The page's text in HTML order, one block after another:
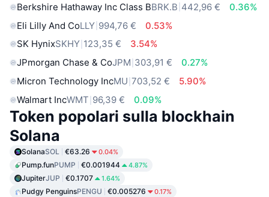
Berkshire Hathaway Inc Class BBRK.B 442,96 €
0.36%
Eli Lilly And CoLLY 994,76 €
0.53%
SK HynixSKHY 123,35 €
3.54%
JPmorgan Chase & CoJPM 303,91 €
0.27%
Micron Technology IncMU 703,52 €
5.90%
Walmart IncWMT 96,39 € 0.09%
Token popolari sulla blockhain
Solana
SolanaSOL €63.26 0.04%
Pump.funPUMP €0.001944 4.87%
JupiterJUP €0.1707 1.64%
Pudgy PenguinsPENGU €0.005276 0.17%